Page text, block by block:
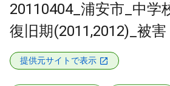
20110404_浦安市_中学
復旧期(2011,2012)_被害
提供元サイトで表示